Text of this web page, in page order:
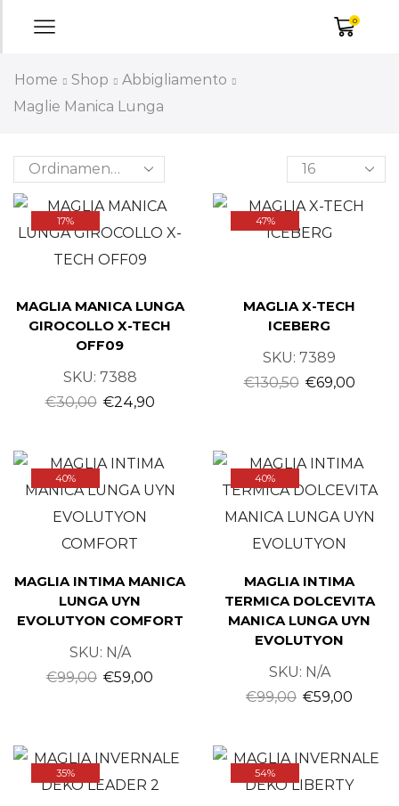
0
Home Shop
Abbigliamento
Maglie Manica Lunga
17%
MAGLIA MANICA LUNGA
GIROCOLLO X-TECH
OFF09
SKU: 7388
€30,00 €24,90
47%
MAGLIA X-TECH
ICEBERG
SKU: 7389
€130,50 €69,00
40%
MAGLIA INTIMA MANICA
LUNGA UYN
EVOLUTYON COMFORT
SKU: N/A
€99,00 €59,00
40%
MAGLIA INTIMA
TERMICA DOLCEVITA
MANICA LUNGA UYN
EVOLUTYON
SKU: N/A
€99,00 €59,00
35% 54%